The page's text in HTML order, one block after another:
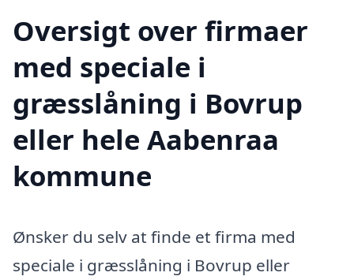
Oversigt over firmaer
med speciale i
græsslåning i Bovrup
eller hele Aabenraa
kommune
Ønsker du selv at finde et firma med
speciale i græsslåning i Bovrup eller